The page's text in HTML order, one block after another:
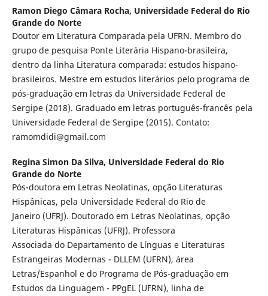
Ramon Diego Câmara Rocha, Universidade Federal do Rio
Grande do Norte
Doutor em Literatura Comparada pela UFRN. Membro do
grupo de pesquisa Ponte Literária Hispano-brasileira,
dentro da linha Literatura comparada: estudos hispano-
brasileiros. Mestre em estudos literários pelo programa de
pós-graduação em letras da Universidade Federal de
Sergipe (2018). Graduado em letras português-francês pela
Universidade Federal de Sergipe (2015). Contato:
ramomdidi@gmail.com
Regina Simon Da Silva, Universidade Federal do Rio
Grande do Norte
Pós-doutora em Letras Neolatinas, opção Literaturas
Hispânicas, pela Universidade Federal do Rio de
Janeiro (UFRJ). Doutorado em Letras Neolatinas, opção
Literaturas Hispânicas (UFRJ). Professora
Associada do Departamento de Línguas e Literaturas
Estrangeiras Modernas - DLLEM (UFRN), área
Letras/Espanhol e do Programa de Pós-graduação em
Estudos da Linguagem - PPgEL (UFRN), linha de